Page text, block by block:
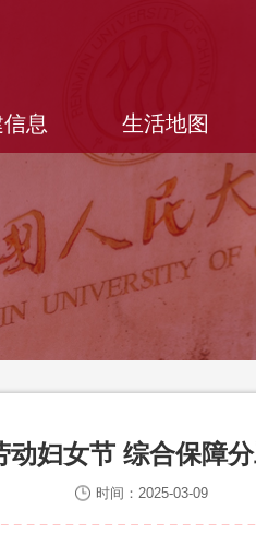
息 生活地图
动妇女节 综合保障
时间：2025-03-09